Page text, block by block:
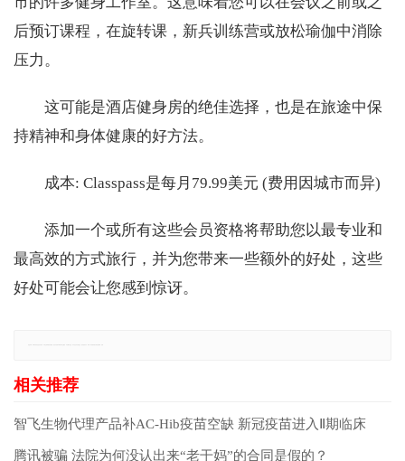
后预订课程，在旋转课，新兵训练营或放松瑜伽中消除
压力。
这可能是酒店健身房的绝佳选择，也是在旅途中保
持精神和身体健康的好方法。
成本: Classpass是每月79.99美元 (费用因城市而异)
添加一个或所有这些会员资格将帮助您以最专业和
最高效的方式旅行，并为您带来一些额外的好处，这些
好处可能会让您感到惊讶。
智飞生物代理产品补AC-Hib疫苗空缺 新冠疫苗进入Ⅱ期临床
腾讯被骗 法院为何没认出来“老干妈”的合同是假的？